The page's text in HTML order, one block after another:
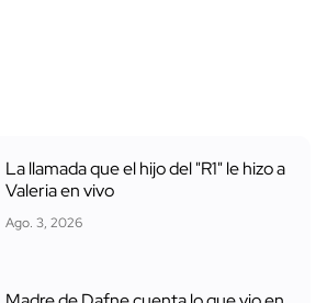
La llamada que el hijo del "R1" le hizo a
Valeria en vivo
Ago. 3, 2026